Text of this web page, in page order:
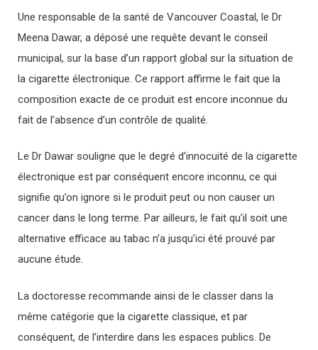
Une responsable de la santé de Vancouver Coastal, le Dr
Meena Dawar, a déposé une requête devant le conseil
municipal, sur la base d’un rapport global sur la situation de
la cigarette électronique. Ce rapport affirme le fait que la
composition exacte de ce produit est encore inconnue du
fait de l’absence d’un contrôle de qualité.
Le Dr Dawar souligne que le degré d’innocuité de la cigarette
électronique est par conséquent encore inconnu, ce qui
signifie qu’on ignore si le produit peut ou non causer un
cancer dans le long terme. Par ailleurs, le fait qu’il soit une
alternative efficace au tabac n’a jusqu’ici été prouvé par
aucune étude.
La doctoresse recommande ainsi de le classer dans la
même catégorie que la cigarette classique, et par
conséquent, de l’interdire dans les espaces publics. De